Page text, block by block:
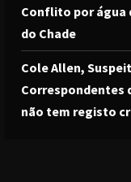
Conflito por água
do Chade
Cole Allen,
Correspondentes
não tem registo